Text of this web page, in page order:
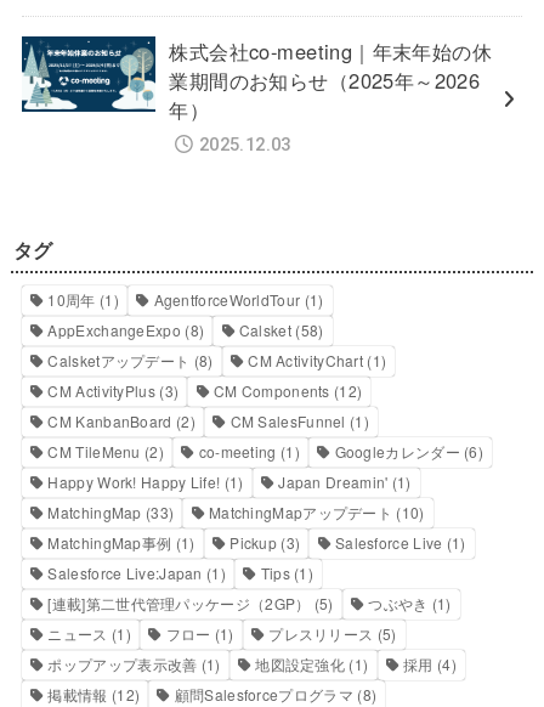
株式会社co-meeting｜年末年始の休
業期間のお知らせ（2025年～2026
年）
2025.12.03
タグ
10周年 (1) AgentforceWorldTour (1)
AppExchangeExpo (8) Calsket(58)
Calsketアップデート (8) CM ActivityChart (1)
CM ActivityPlus(3) CM Components (12)
CM KanbanBoard (2) CM SalesFunnel (1)
CM TileMenu (2) co-meeting (1) Googleカレンダー (6)
Happy Work! Happy Life! (1) Japan Dreamin' (1)
MatchingMap (33) MatchingMapアップデート (10)
MatchingMap事例 (1) Pickup (3) Salesforce Live (1)
Salesforce Live:Japan (1) Tips(1)
[連載]第二世代管理パッケージ（2GP）
(5) つぶやき (1)
ニュース (1) フロー (1) プレスリリース (5)
ポップアップ表示改善 (1) 地図設定強化 (1) 採用 (4)
掲載情報 (12) 顧問Salesforceプログラマ (8)